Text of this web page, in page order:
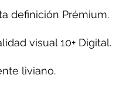
definición Prémium.
visual 10+ Digital.
liviano.